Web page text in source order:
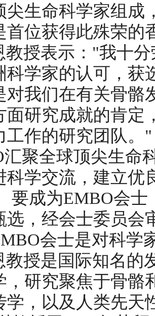
尖生命科学家组成
首位获得此殊荣的
教授表示："我十
科学家的认可，获
对我们在有关骨骼
面研究成就的肯定
工作的研究团队。"
汇聚全球顶尖生命
科学交流，建立优
要成为EMBO会
选，经会士委员会
会士是对科学
教授是国际知名的
，研究聚焦于骨骼
学，以及人类先天